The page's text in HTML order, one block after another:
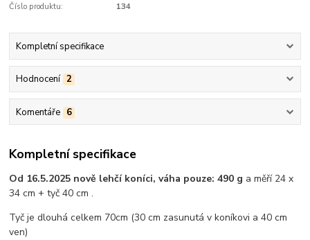
Číslo produktu: 134
Kompletní specifikace
Hodnocení 2
Komentáře 6
Kompletní specifikace
Od 16.5.2025 nově lehčí koníci, váha pouze: 490 g a měří 24 x
34 cm + tyč 40 cm .
Tyč je dlouhá celkem 70cm (30 cm zasunutá v koníkovi a 40 cm
ven)